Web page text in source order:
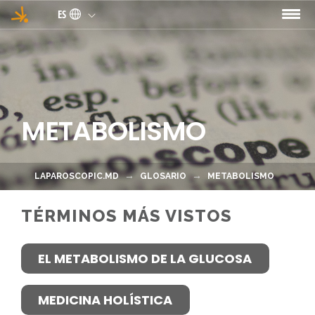
Pasar al contenido principal
ES
METABOLISMO
LAPAROSCOPIC.MD GLOSARIO METABOLISMO
TÉRMINOS MÁS VISTOS
EL METABOLISMO DE LA GLUCOSA
MEDICINA HOLÍSTICA